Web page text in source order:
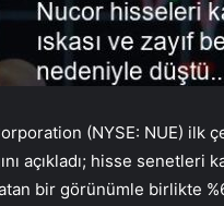
(NYSE: NUE) ilk
açıkladı; hisse senetleri
bir görünümle birlikte